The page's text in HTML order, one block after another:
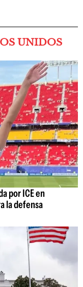
UNIDOS
por ICE en
la defensa